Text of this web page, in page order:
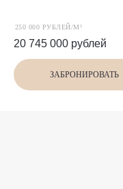
250 000 РУБЛЕЙ/М²
20 745 000 рублей
ЗАБРОНИРОВАТЬ
ПОХ